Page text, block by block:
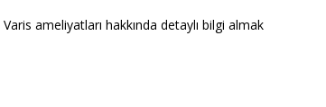
Varis ameliyatları hakkında detaylı bilgi almak